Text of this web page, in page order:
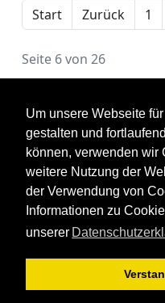
Um unsere Webseite
gestalten und
können, verwenden wir
weitere Nutzung der
der Verwendung von
Informationen zu
unserer
Start Zurück 1
Seite 6 von 26
Bahnen-Golf-Club Bremen
28329 Bremen • Telefon